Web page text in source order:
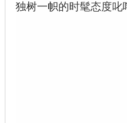
独树一帜的时髦态度